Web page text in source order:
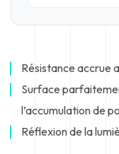
Résistance accrue
Surface
l’accumulation de
Réflexion de la